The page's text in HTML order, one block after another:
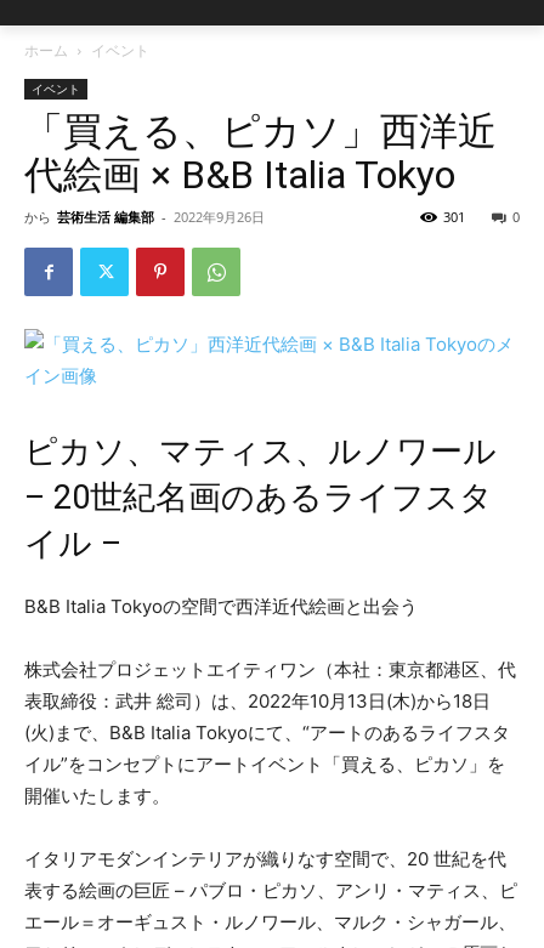
ホーム イベント
イベント
「買える、ピカソ」西洋近
代絵画 × B&B Italia Tokyo
から 芸術生活 編集部 - 2022年9月26日 0
301
ピカソ、マティス、ルノワール
– 20世紀名画のあるライフスタ
イル –
B&B Italia Tokyoの空間で西洋近代絵画と出会う
株式会社プロジェットエイティワン（本社：東京都港区、代
表取締役：武井 総司）は、2022年10月13日(木)から18日
(火)まで、B&B Italia Tokyoにて、“アートのあるライフスタ
イル”をコンセプトにアートイベント「買える、ピカソ」を
開催いたします。
イタリアモダンインテリアが織りなす空間で、20 世紀を代
表する絵画の巨匠 – パブロ・ピカソ、アンリ・マティス、ピ
エール＝オーギュスト・ルノワール、マルク・シャガール、